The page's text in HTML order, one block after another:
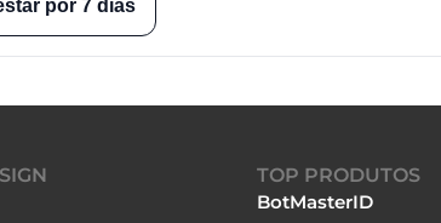
por 7 dias
TOP PRODUTOS
BotMasterID